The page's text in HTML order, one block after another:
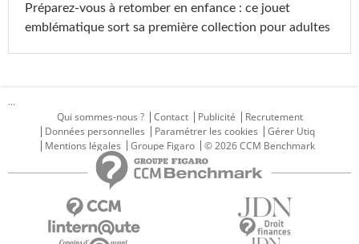
Préparez-vous à retomber en enfance : ce jouet
emblématique sort sa première collection pour adultes
...
Qui sommes-nous ?
Contact Publicité
Recrutement
Données personnelles
Paramétrer les cookies
Gérer Utiq
Mentions légales
Groupe Figaro © 2026 CCM Benchmark